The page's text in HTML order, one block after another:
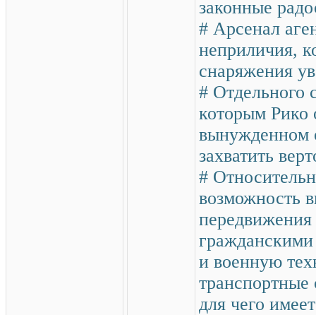
законные
# Арсенал
неприличия,
снаряжения
# Отдельного
которым Рико
вынужденном
захватить
#
возможность
передвижения
гражданскими
и военную
транспортные
для чего